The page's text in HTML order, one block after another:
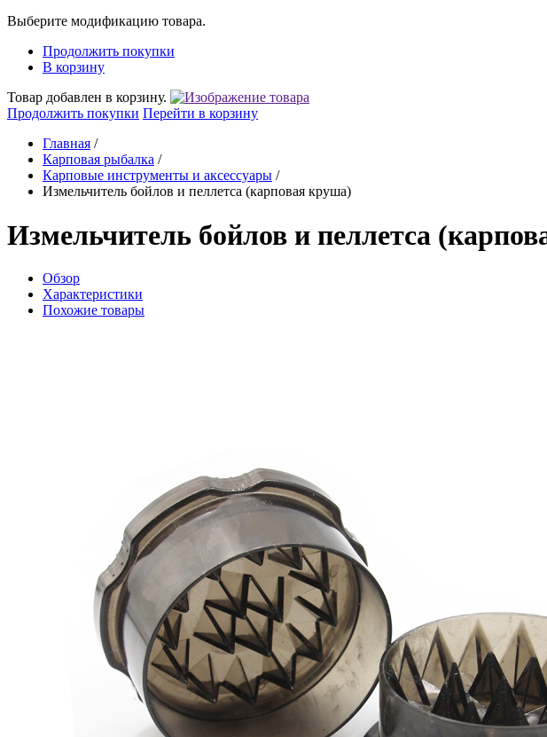
Выберите модификацию товара.
Продолжить покупки
В корзину
Товар добавлен в корзину.
Продолжить покупки Перейти в корзину
Главная /
Карповая рыбалка /
Карповые инструменты и аксессуары /
Измельчитель бойлов и пеллетса (карповая круша)
Измельчитель бойлов и пеллетса
Обзор
Характеристики
Похожие товары